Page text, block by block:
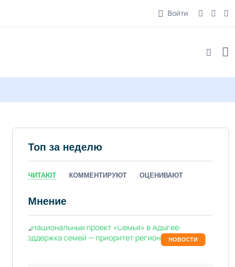
Войти
Топ за неделю
ЧИТАЮТ КОММЕНТИРУЮТ ОЦЕНИВАЮТ
Мнение
НОВОСТИ